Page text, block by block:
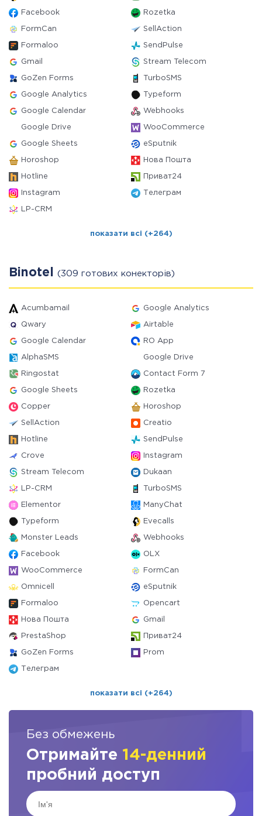
Facebook Rozetka
FormCan SellAction
Formaloo SendPulse
Gmail Stream Telecom
GoZen Forms TurboSMS
Google Analytics Typeform
Google Calendar Webhooks
Google Drive WooCommerce
Google Sheets eSputnik
Horoshop Нова Пошта
Hotline Приват24
Instagram Телеграм
LP-CRM
показати всі (+264)
Binotel (309 готових конекторів)
Acumbamail Google Analytics
Qwary Airtable
Google Calendar RO App
AlphaSMS Google Drive
Ringostat Contact Form 7
Google Sheets Rozetka
Copper Horoshop
SellAction Creatio
Hotline SendPulse
Crove Instagram
Stream Telecom Dukaan
LP-CRM TurboSMS
Elementor ManyChat
Typeform Evecalls
Monster Leads Webhooks
Facebook OLX
WooCommerce FormCan
Omnicell eSputnik
Formaloo Opencart
Нова Пошта Gmail
PrestaShop Приват24
GoZen Forms Prom
Телеграм
показати всі (+264)
Без обмежень
Отримайте 14-денний
пробний доступ